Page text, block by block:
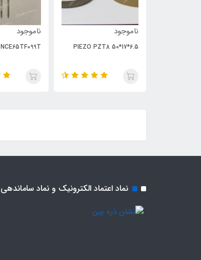
ناموجود
PIEZO PZT8 50*17*6.5
ناموجود
NCE65TF099T
نماد اعتماد الکترونیک و نماد ساماندهی